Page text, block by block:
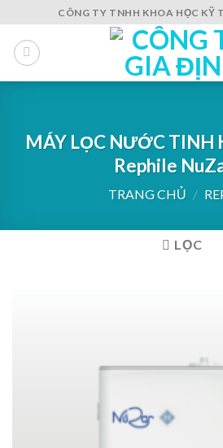
to
content
CÔNG TY TNHH KHOA HỌC KỸ
MÁY LỌC NƯỚC TINH
Rephile
TRANG CHỦ /
LỌC